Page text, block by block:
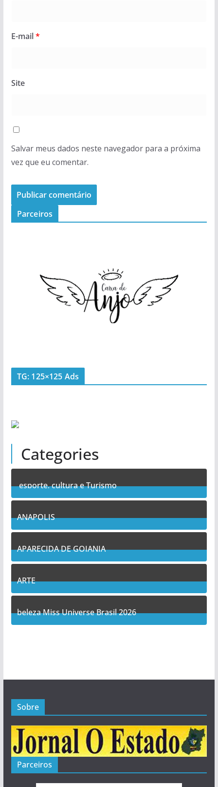
E-mail*
Site
Salvar meus dados neste navegador para a próxima
vez que eu comentar.
Parceiros
TG: 125×125 Ads
Categories
esporte, cultura e Turismo
7Posts
ANAPOLIS
11Posts
APARECIDA DE GOIANIA
13Posts
ARTE
5Posts
beleza Miss Universe Brasil 2026
Sobre
Parceiros